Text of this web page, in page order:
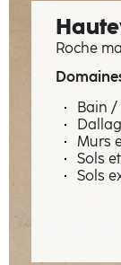
Roche
Bain /
Murs
Sols
Sols